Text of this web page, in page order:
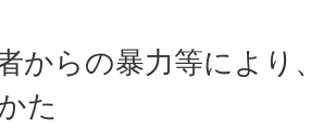
からの暴力等により
た